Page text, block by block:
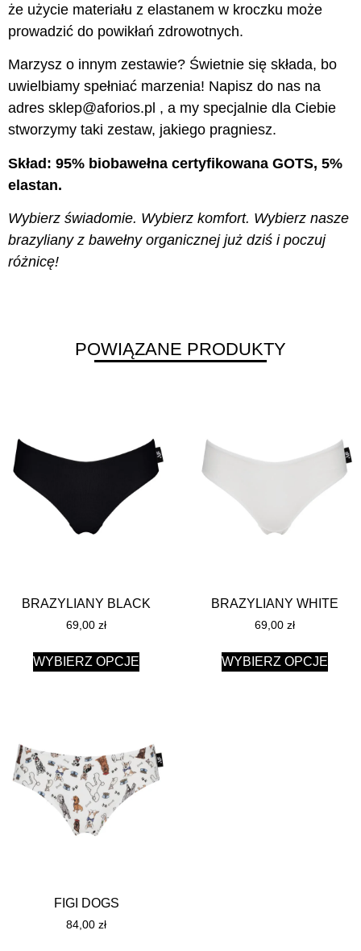
że użycie materiału z elastanem w kroczku może
prowadzić do powikłań zdrowotnych.
Marzysz o innym zestawie? Świetnie się składa, bo
uwielbiamy spełniać marzenia! Napisz do nas na
adres sklep@aforios.pl , a my specjalnie dla Ciebie
stworzymy taki zestaw, jakiego pragniesz.
Skład: 95% biobawełna certyfikowana GOTS, 5%
elastan.
Wybierz świadomie. Wybierz komfort. Wybierz nasze
brazyliany z bawełny organicznej już dziś i poczuj
różnicę!
POWIĄZANE PRODUKTY
BRAZYLIANY BLACK
69,00 zł
WYBIERZ OPCJE
BRAZYLIANY WHITE
69,00 zł
WYBIERZ OPCJE
FIGI DOGS
84,00 zł